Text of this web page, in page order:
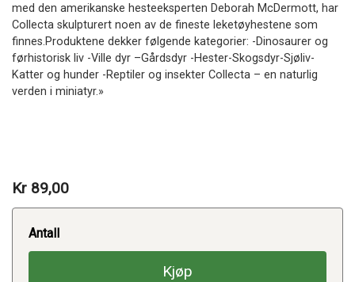
med den amerikanske hesteeksperten Deborah McDermott, har
Collecta skulpturert noen av de fineste leketøyhestene som
finnes.Produktene dekker følgende kategorier: -Dinosaurer og
førhistorisk liv -Ville dyr –Gårdsdyr -Hester-Skogsdyr-Sjøliv-
Katter og hunder -Reptiler og insekter Collecta – en naturlig
verden i miniatyr.»
Kr 89,00
Antall
Kjøp